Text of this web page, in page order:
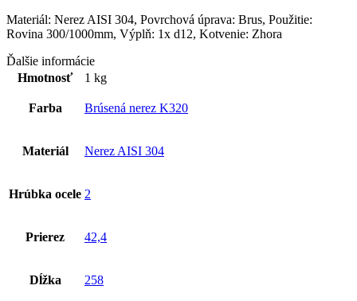
Materiál: Nerez AISI 304, Povrchová úprava: Brus, Použitie:
Rovina 300/1000mm, Výplň: 1x d12, Kotvenie: Zhora
Ďalšie informácie
Hmotnosť
1 kg
Farba Brúsená nerez K320
Materiál Nerez AISI 304
Hrúbka ocele 2
Prierez 42,4
Dĺžka 258